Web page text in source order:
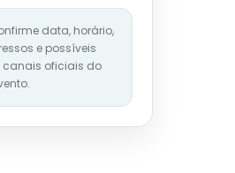
data, horário,
e possíveis
canais oficiais do